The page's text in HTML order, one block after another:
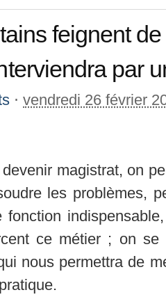
feignent
par
⋅ vendredi 26 février
magistrat, on
les problèmes,
fonction
ce métier ; on se
nous permettra de